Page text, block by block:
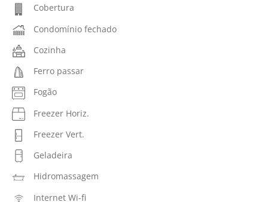
Cobertura
Condomínio fechado
Cozinha
Ferro passar
Fogão
Freezer Horiz.
Freezer Vert.
Geladeira
Hidromassagem
Internet Wi-fi